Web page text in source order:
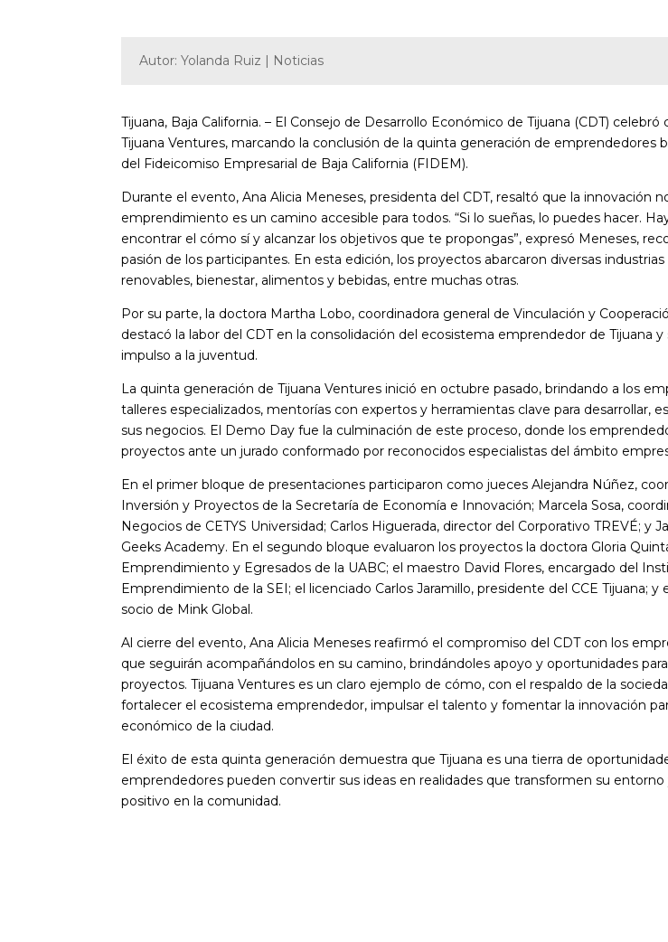
Autor: Yolanda Ruiz | Noticias
Tijuana, Baja California. – El Consejo de Desarrollo Económico de Tijuana (CDT)
Tijuana Ventures, marcando la conclusión de la quinta generación de emprendedores
del Fideicomiso Empresarial de Baja California (FIDEM).
Durante el evento, Ana Alicia Meneses, presidenta del CDT, resaltó que la innovación
emprendimiento es un camino accesible para todos. “Si lo sueñas, lo puedes hacer.
encontrar el cómo sí y alcanzar los objetivos que te propongas”, expresó Meneses,
pasión de los participantes. En esta edición, los proyectos abarcaron diversas
renovables, bienestar, alimentos y bebidas, entre muchas otras.
Por su parte, la doctora Martha Lobo, coordinadora general de Vinculación y
destacó la labor del CDT en la consolidación del ecosistema emprendedor de Tijuana
impulso a la juventud.
La quinta generación de Tijuana Ventures inició en octubre pasado, brindando a los
talleres especializados, mentorías con expertos y herramientas clave para desarrollar,
sus negocios. El Demo Day fue la culminación de este proceso, donde los
proyectos ante un jurado conformado por reconocidos especialistas del ámbito
En el primer bloque de presentaciones participaron como jueces Alejandra Núñez,
Inversión y Proyectos de la Secretaría de Economía e Innovación; Marcela Sosa,
Negocios de CETYS Universidad; Carlos Higuerada, director del Corporativo TREVÉ; y
Geeks Academy. En el segundo bloque evaluaron los proyectos la doctora Gloria
Emprendimiento y Egresados de la UABC; el maestro David Flores, encargado del
Emprendimiento de la SEI; el licenciado Carlos Jaramillo, presidente del CCE Tijuana;
socio de Mink Global.
Al cierre del evento, Ana Alicia Meneses reafirmó el compromiso del CDT con los
que seguirán acompañándolos en su camino, brindándoles apoyo y oportunidades
proyectos. Tijuana Ventures es un claro ejemplo de cómo, con el respaldo de la
fortalecer el ecosistema emprendedor, impulsar el talento y fomentar la innovación
económico de la ciudad.
El éxito de esta quinta generación demuestra que Tijuana es una tierra de
emprendedores pueden convertir sus ideas en realidades que transformen su
positivo en la comunidad.